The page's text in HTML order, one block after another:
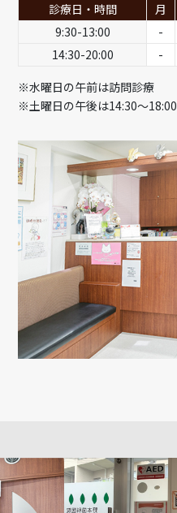
診療日・時間 月
9:30-13:00
-
14:30-20:00
-
※水曜日の午前は訪問診療
※土曜日の午後は14:30～18:00